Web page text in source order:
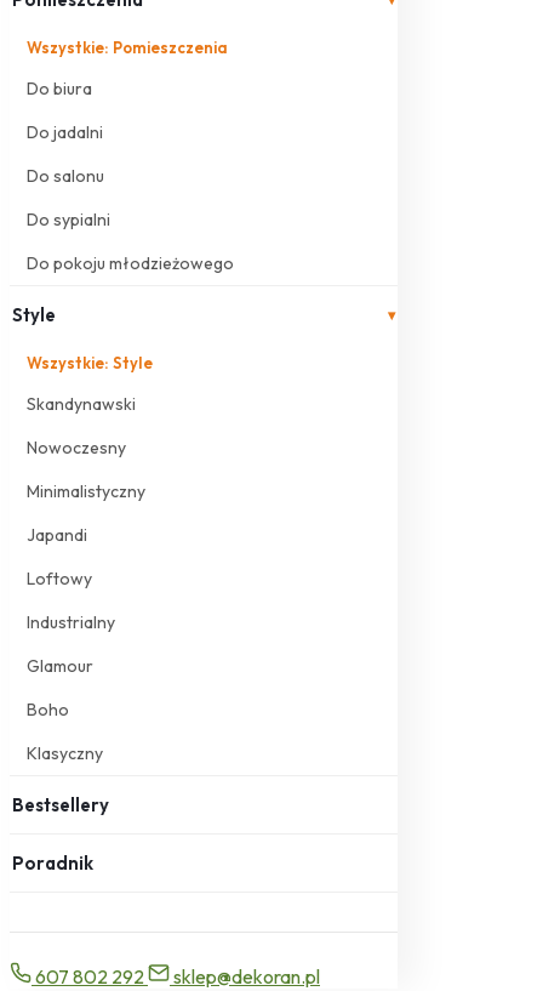
Wszystkie: Pomieszczenia
Do biura
Do jadalni
Do salonu
Do sypialni
Do pokoju młodzieżowego
Style ▾
Wszystkie: Style
Skandynawski
Nowoczesny
Minimalistyczny
Japandi
Loftowy
Industrialny
Glamour
Boho
Klasyczny
Bestsellery
Poradnik
607 802 292
sklep@dekoran.pl